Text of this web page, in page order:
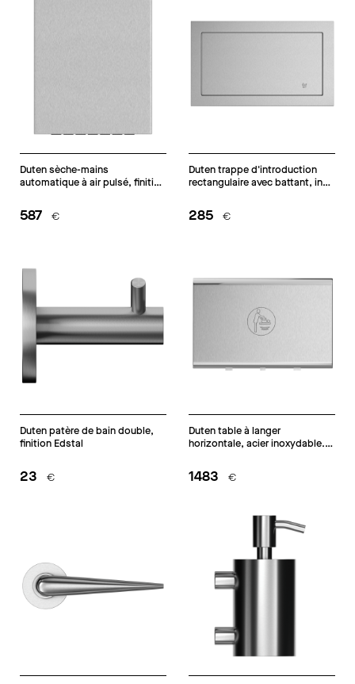
Duten sèche-mains
automatique à air pulsé, finition
587 €
Duten trappe d'introduction
rectangulaire avec battant, inox
285 €
Duten patère de bain double,
finition Edstal
23 €
Duten table à langer
horizontale, acier inoxydable.
1483 €